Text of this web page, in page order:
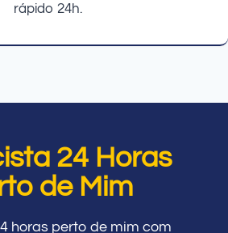
rápido 24h.
24 Horas
de Mim
horas perto de mim com